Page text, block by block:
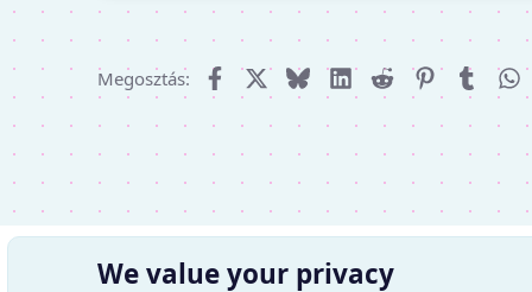
Megosztás: FacebookX (Twitter)
BlueskyLinkedIn
RedditPinterestTumblr
We value your privacy